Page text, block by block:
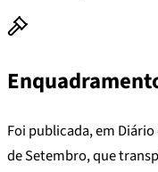
Foi publicada, em Diário
de Setembro, que